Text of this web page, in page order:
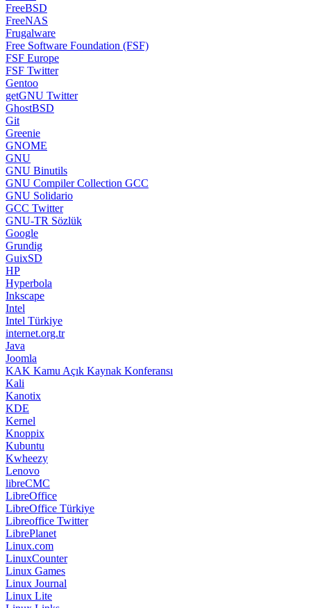
FreeBSD
FreeNAS
Frugalware
Free Software Foundation (FSF)
FSF Europe
FSF Twitter
Gentoo
getGNU Twitter
GhostBSD
Git
Greenie
GNOME
GNU
GNU Binutils
GNU Compiler Collection GCC
GNU Solidario
GCC Twitter
GNU-TR Sözlük
Google
Grundig
GuixSD
HP
Hyperbola
Inkscape
Intel
Intel Türkiye
internet.org.tr
Java
Joomla
KAK Kamu Açık Kaynak Konferansı
Kali
Kanotix
KDE
Kernel
Knoppix
Kubuntu
Kwheezy
Lenovo
libreCMC
LibreOffice
LibreOffice Türkiye
Libreoffice Twitter
LibrePlanet
Linux.com
LinuxCounter
Linux Games
Linux Journal
Linux Lite